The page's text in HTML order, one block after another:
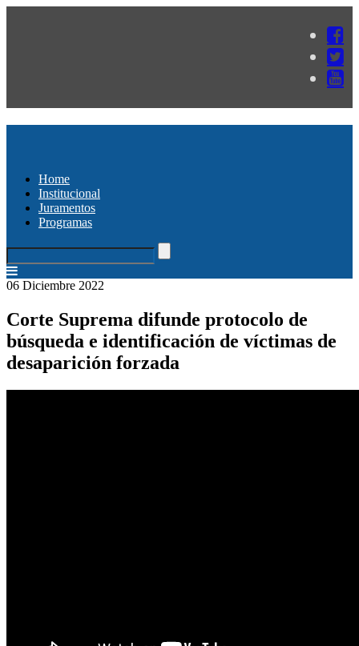
Home
Institucional
Juramentos
Programas
06 Diciembre 2022
Corte Suprema difunde protocolo de
búsqueda e identificación de víctimas de
desaparición forzada